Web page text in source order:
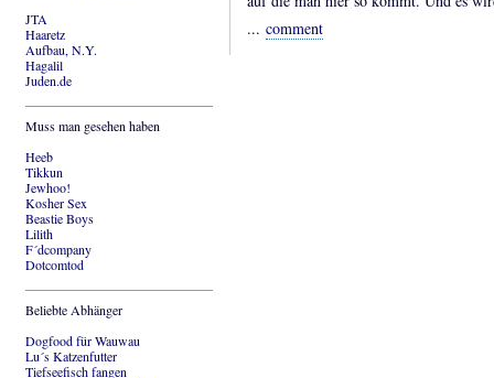
JTA
Haaretz
Aufbau, N.Y.
Hagalil
Juden.de
Muss man gesehen haben
Heeb
Tikkun
Jewhoo!
Kosher Sex
Beastie Boys
Lilith
F´dcompany
Dotcomtod
Beliebte Abhänger
Dogfood für Wauwau
Lu´s Katzenfutter
Tiefseefisch fangen
... comment